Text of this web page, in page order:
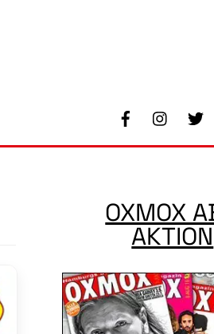
Facebook
OXMOX
AKTION